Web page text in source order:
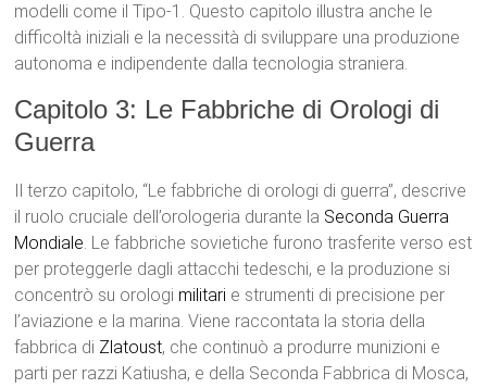
modelli come il Tipo-1. Questo capitolo illustra anche le
difficoltà iniziali e la necessità di sviluppare una produzione
autonoma e indipendente dalla tecnologia straniera.
Capitolo 3: Le Fabbriche di Orologi di
Guerra
Il terzo capitolo, “Le fabbriche di orologi di guerra”, descrive
il ruolo cruciale dell’orologeria durante la Seconda Guerra
Mondiale. Le fabbriche sovietiche furono trasferite verso est
per proteggerle dagli attacchi tedeschi, e la produzione si
concentrò su orologi militari e strumenti di precisione per
l’aviazione e la marina. Viene raccontata la storia della
fabbrica di Zlatoust, che continuò a produrre munizioni e
parti per razzi Katiusha, e della Seconda Fabbrica di Mosca,